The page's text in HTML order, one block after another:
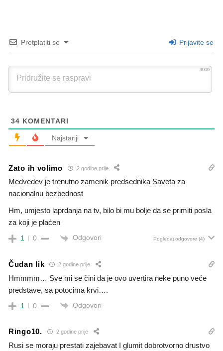
Pretplatiti se Prijavite se
3000
34 KOMENTARI
Najstariji
Zato ih volimo 2 godine prije
Medvedev je trenutno zamenik predsednika Saveta za
nacionalnu bezbednost
Hm, umjesto laprdanja na tv, bilo bi mu bolje da se primiti posla
za koji je plaćen
1 0 Odgovori Pogledaj odgovore (4)
Čudan lik 2 godine prije
Hmmmm… Sve mi se čini da je ovo uvertira neke puno veće
predstave, sa potocima krvi….
1 0 Odgovori
Ringo10. 2 godine prije
Rusi se moraju prestati zajebavat I glumit dobrotvorno drustvo